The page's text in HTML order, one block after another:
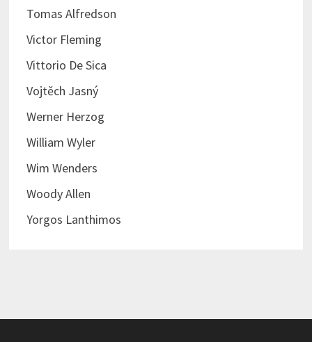
Tomas Alfredson
Victor Fleming
Vittorio De Sica
Vojtěch Jasný
Werner Herzog
William Wyler
Wim Wenders
Woody Allen
Yorgos Lanthimos